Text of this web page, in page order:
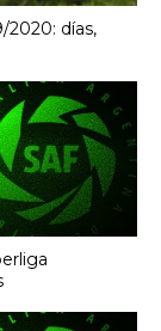
2020: días,